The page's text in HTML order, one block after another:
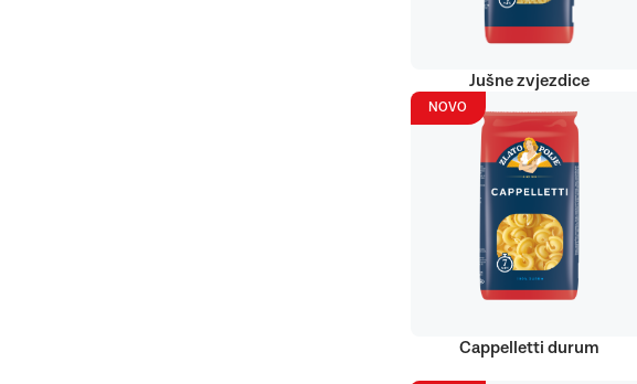
Jušne zvjezdice
NOVO
Cappelletti durum